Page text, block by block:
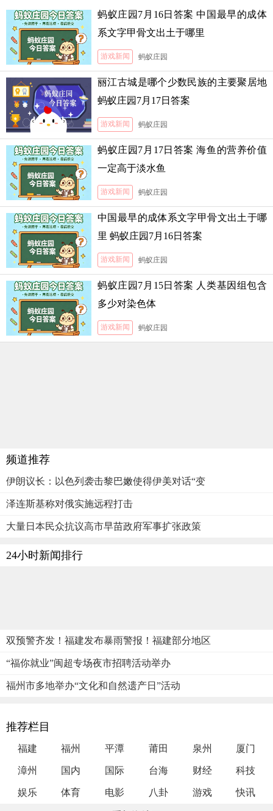
蚂蚁庄园7月16日答案 中国最早的成体
系文字甲骨文出土于哪里
游戏新闻 蚂蚁庄园
丽江古城是哪个少数民族的主要聚居地
蚂蚁庄园7月17日答案
游戏新闻 蚂蚁庄园
蚂蚁庄园7月17日答案 海鱼的营养价值
一定高于淡水鱼
游戏新闻 蚂蚁庄园
中国最早的成体系文字甲骨文出土于哪
里 蚂蚁庄园7月16日答案
游戏新闻 蚂蚁庄园
蚂蚁庄园7月15日答案 人类基因组包含
多少对染色体
游戏新闻 蚂蚁庄园
频道推荐
伊朗议长：以色列袭击黎巴嫩使得伊美对话“变
泽连斯基称对俄实施远程打击
大量日本民众抗议高市早苗政府军事扩张政策
24小时新闻排行
双预警齐发！福建发布暴雨警报！福建部分地区
“福你就业”闽超专场夜市招聘活动举办
福州市多地举办“文化和自然遗产日”活动
推荐栏目
福建 福州 平潭 莆田 泉州 厦门
漳州 国内 国际 台海 财经 科技
娱乐 体育 电影 八卦 游戏 快讯